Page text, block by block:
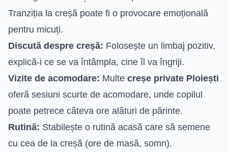
Tranziția la creșă poate fi o provocare emoțională
pentru micuți.
Discută despre creșă: Folosește un limbaj pozitiv,
explică-i ce se va întâmpla, cine îl va îngriji.
Vizite de acomodare: Multe creșe private Ploiești
oferă sesiuni scurte de acomodare, unde copilul
poate petrece câteva ore alături de părinte.
Rutină: Stabilește o rutină acasă care să semene
cu cea de la creșă (ore de masă, somn).